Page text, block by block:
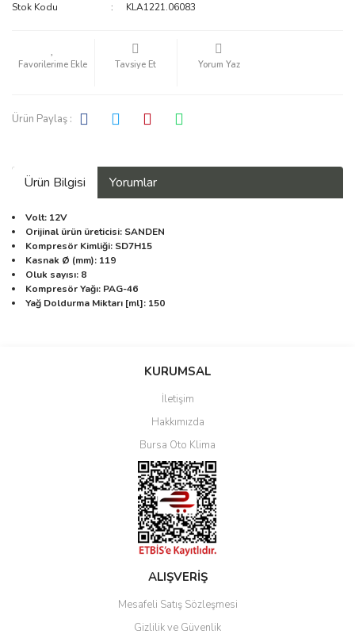
Stok Kodu
KLA1221.06083
Tavsiye Et Yorum Yaz
Ürün Paylaş :
Ürün Bilgisi Yorumlar
Volt: 12V
Orijinal ürün üreticisi: SANDEN
Kompresör Kimliği: SD7H15
Kasnak Ø (mm): 119
Oluk sayısı: 8
Kompresör Yağı: PAG-46
Yağ Doldurma Miktarı [ml]: 150
Bu ürüne ilk yorumu siz yapın!
Yorum Yaz
KURUMSAL
İletişim
Hakkımızda
Bursa Oto Klima
ALIŞVERİŞ
Mesafeli Satış Sözleşmesi
Gizlilik ve Güvenlik